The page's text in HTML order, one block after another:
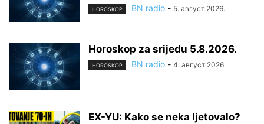
HOROSKOP BN radio - 5. август 2026.
Horoskop za srijedu 5.8.2026.
HOROSKOP BN radio - 4. август 2026.
EX-YU: Kako se neka ljetovalo?